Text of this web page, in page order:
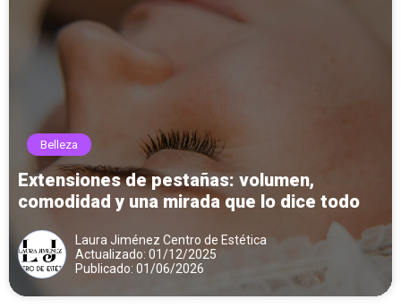
Belleza
Extensiones de pestañas: volumen,
comodidad y una mirada que lo dice todo
Laura Jiménez Centro de Estética
Actualizado: 01/12/2025
Publicado: 01/06/2026